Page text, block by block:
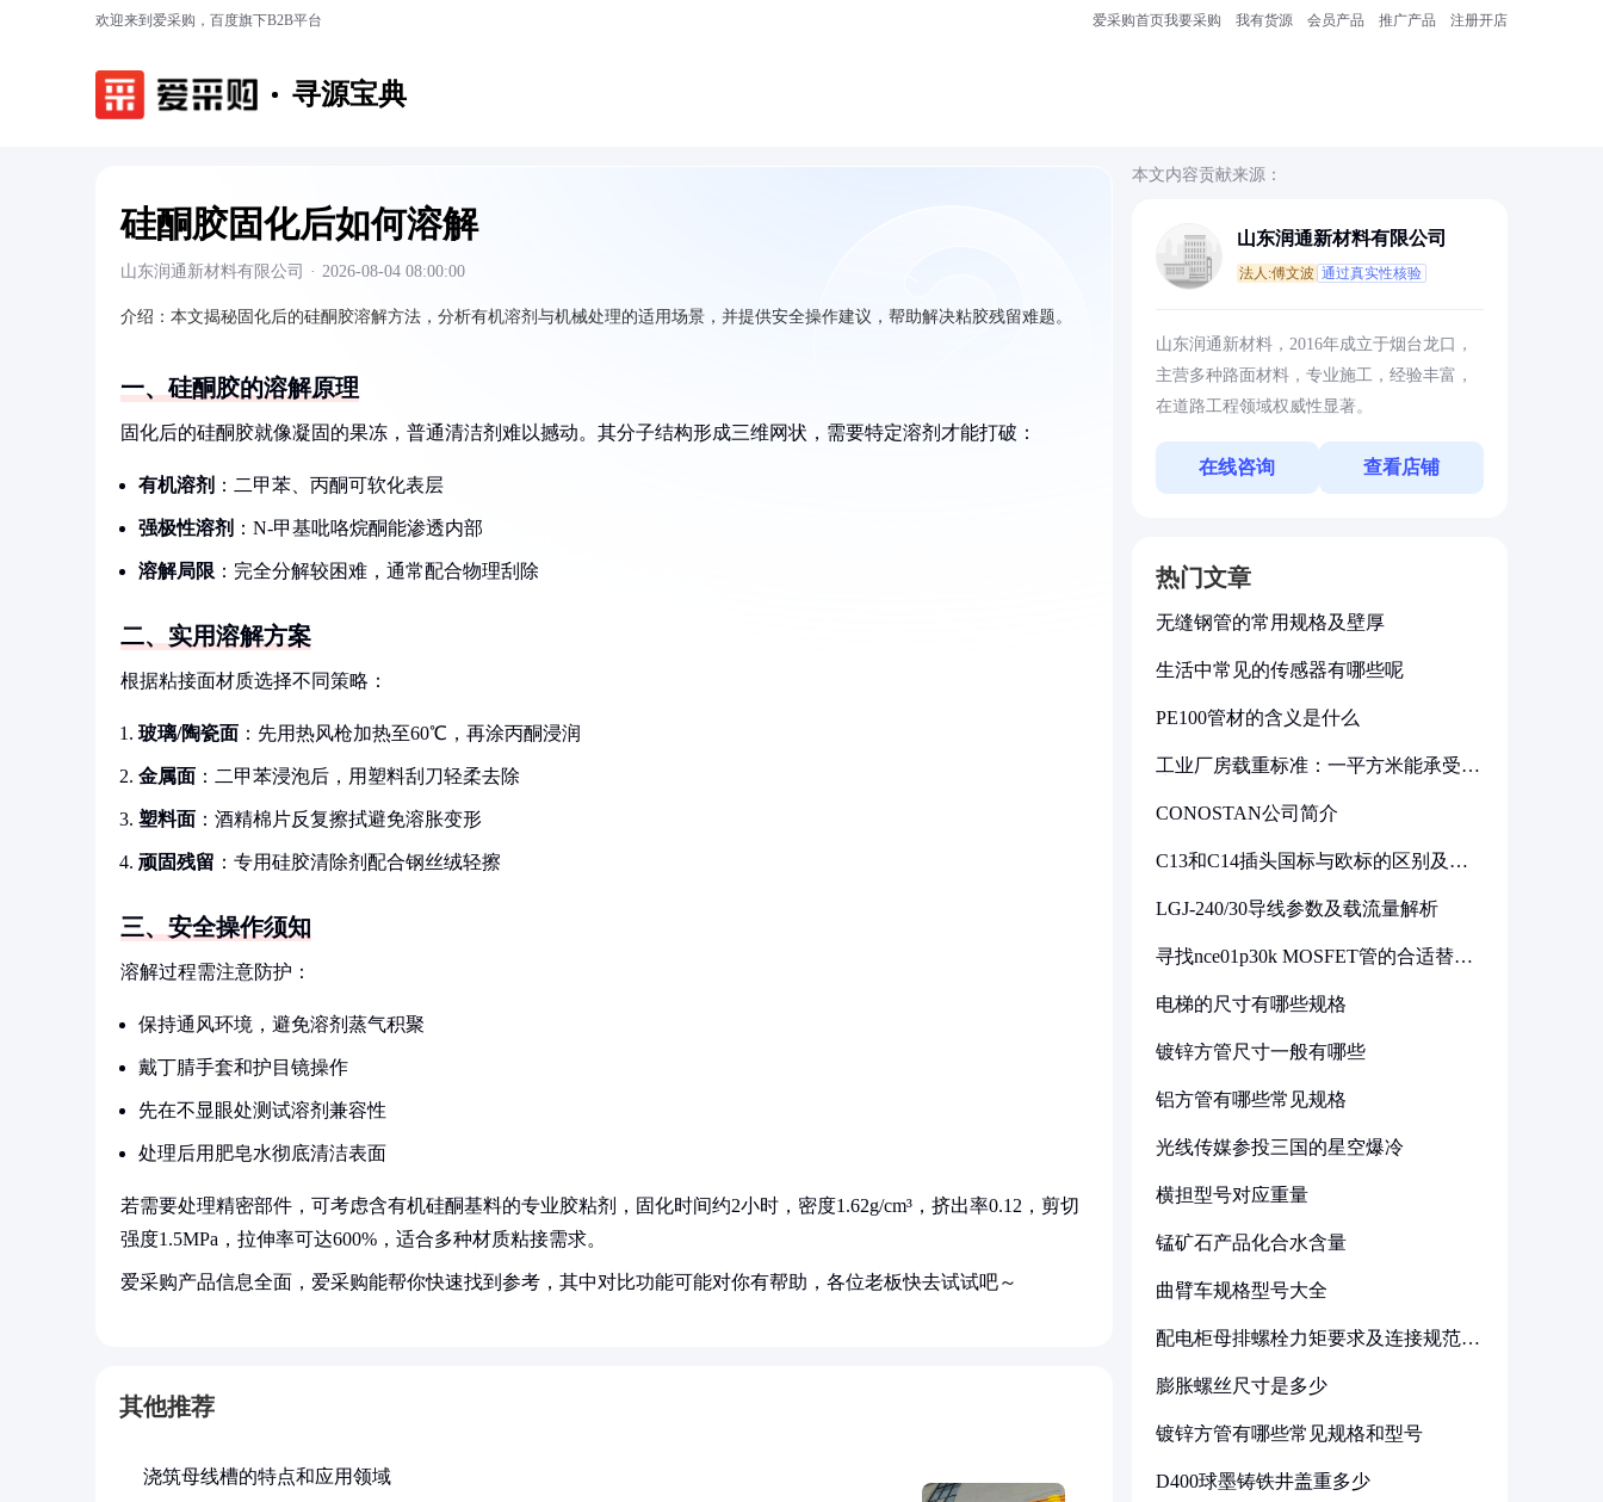
欢迎来到爱采购，百度旗下B2B平台 爱采购首页我要采购 我有货源 会员产品 推广产品 注册开店
寻源宝典
硅酮胶固化后如何溶解
山东润通新材料有限公司 · 2026-08-04 08:00:00
介绍： 本文揭秘固化后的硅酮胶溶解方法，分析有机溶剂与机械处理的适用场景，并提供安全操作建议，帮助解决粘胶残留难题。
一、硅酮胶的溶解原理
固化后的硅酮胶就像凝固的果冻，普通清洁剂难以撼动。其分子结构形成三维网状，需要特定溶剂才能打破：
有机溶剂 ：二甲苯、丙酮可软化表层
强极性溶剂 ：N-甲基吡咯烷酮能渗透内部
溶解局限 ：完全分解较困难，通常配合物理刮除
二、实用溶解方案
根据粘接面材质选择不同策略：
玻璃/陶瓷面 ：先用热风枪加热至60℃，再涂丙酮浸润
金属面 ：二甲苯浸泡后，用塑料刮刀轻柔去除
塑料面 ：酒精棉片反复擦拭避免溶胀变形
顽固残留 ：专用硅胶清除剂配合钢丝绒轻擦
三、安全操作须知
溶解过程需注意防护：
保持通风环境，避免溶剂蒸气积聚
戴丁腈手套和护目镜操作
先在不显眼处测试溶剂兼容性
处理后用肥皂水彻底清洁表面
若需要处理精密部件，可考虑含有机硅酮基料的专业胶粘剂，固化时间约2小时，密度1.62g/cm³，挤出率0.12，剪切
强度1.5MPa，拉伸率可达600%，适合多种材质粘接需求。
爱采购产品信息全面，爱采购能帮你快速找到参考，其中对比功能可能对你有帮助，各位老板快去试试吧～
其他推荐
浇筑母线槽的特点和应用领域
本文内容贡献来源：
山东润通新材料有限公司
法人:傅文波 通过真实性核验
山东润通新材料，2016年成立于烟台龙口，
主营多种路面材料，专业施工，经验丰富，
在道路工程领域权威性显著。
在线咨询 查看店铺
热门文章
无缝钢管的常用规格及壁厚
生活中常见的传感器有哪些呢
PE100管材的含义是什么
工业厂房载重标准：一平方米能承受多
CONOSTAN公司简介
C13和C14插头国标与欧标的区别及其
LGJ-240/30导线参数及载流量解析
寻找nce01p30k MOSFET管的合适替代
电梯的尺寸有哪些规格
镀锌方管尺寸一般有哪些
铝方管有哪些常见规格
光线传媒参投三国的星空爆冷
横担型号对应重量
锰矿石产品化合水含量
曲臂车规格型号大全
配电柜母排螺栓力矩要求及连接规范详
膨胀螺丝尺寸是多少
镀锌方管有哪些常见规格和型号
D400球墨铸铁井盖重多少